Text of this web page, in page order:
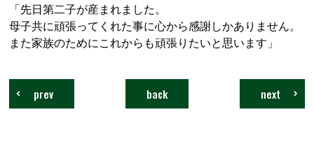
「先日第二子が産まれました。
母子共に頑張ってくれた事に心から感謝しかありません。
また家族のためにこれからも頑張りたいと思います」
next
back
prev